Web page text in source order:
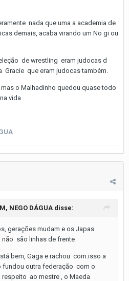
nada que uma a academia de
demais, acaba virando um No gi ou
de wrestling eram judocas d
Gracie que eram judocas também.
o Malhadinho quedou quase todo
vida
NEGO DÁGUA disse:
gerações mudam e os Japas
não são linhas de frente
bem, Gaga e rachou com.isso a
fundou outra federação com o
respeito ao mestre , o Maeda